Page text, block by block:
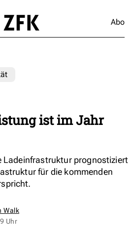
Abo
ist im Jahr
Ladeinfrastruktur prognostiziert
für die kommenden
Walk
Uhr